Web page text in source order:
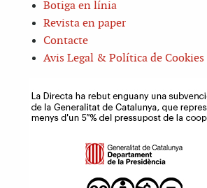
Botiga en línia
Revista en paper
Contacte
Avis Legal & Política de Cookies